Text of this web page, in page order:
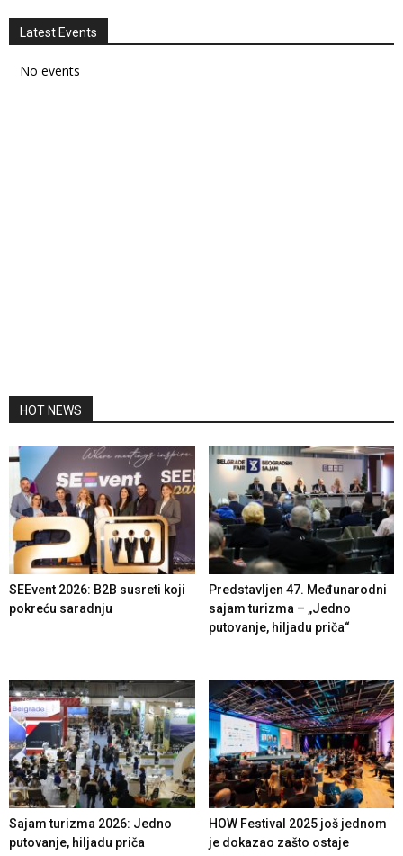
Latest Events
No events
HOT NEWS
SEEvent 2026: B2B susreti koji
pokreću saradnju
Predstavljen 47. Međunarodni
sajam turizma – „Jedno
putovanje, hiljadu priča“
Sajam turizma 2026: Jedno
putovanje, hiljadu priča
HOW Festival 2025 još jednom
je dokazao zašto ostaje